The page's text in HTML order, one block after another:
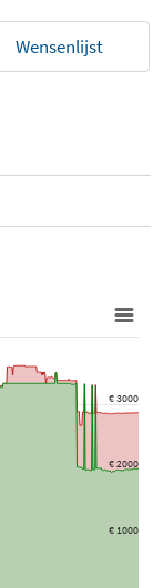
Wensenlijst
€ 1000
€ 2000
€ 3000